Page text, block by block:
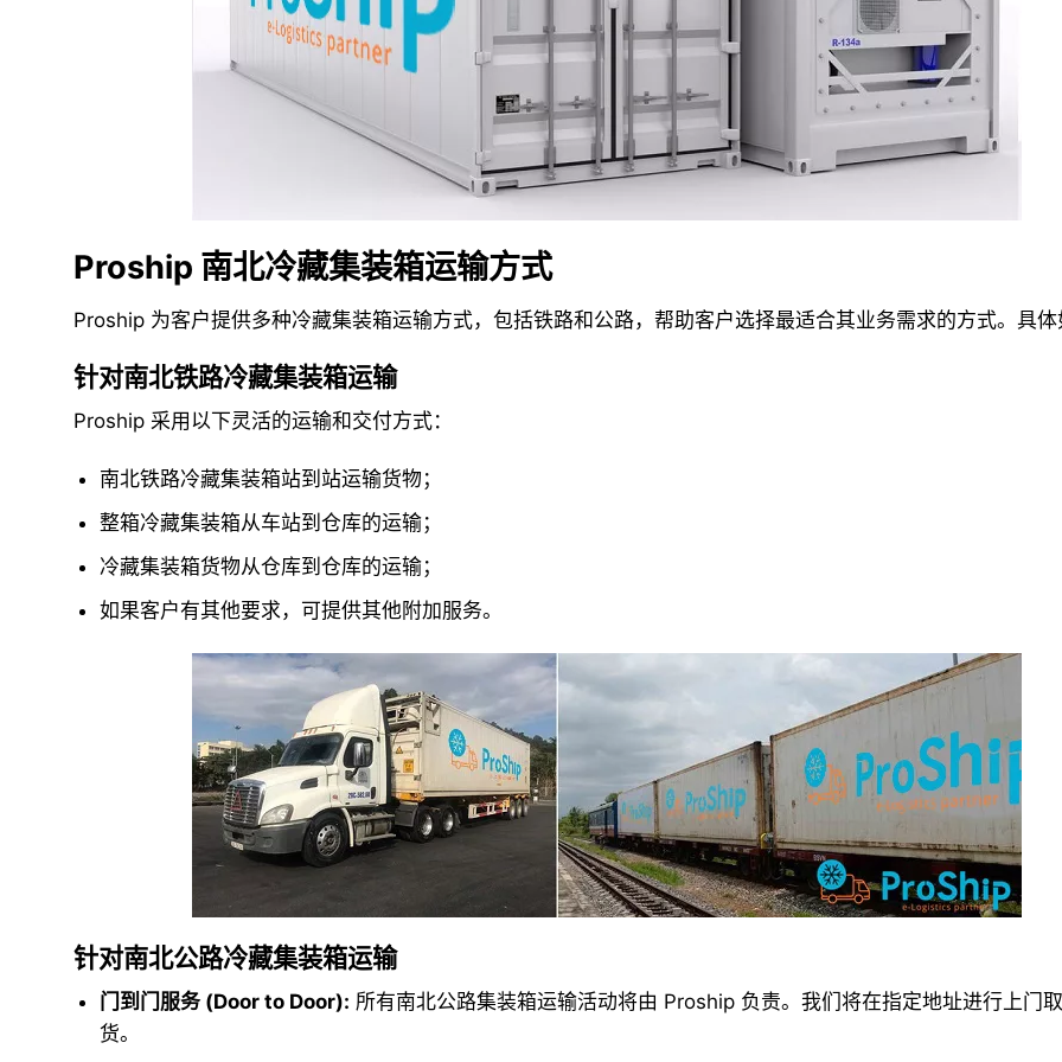
Proship 南北冷藏集装箱运输方式
Proship 为客户提供多种冷藏集装箱运输方式，包括铁路和公路，帮助客户选择最适合其业务需求的方式。具
针对南北铁路冷藏集装箱运输
Proship 采用以下灵活的运输和交付方式：
南北铁路冷藏集装箱站到站运输货物；
整箱冷藏集装箱从车站到仓库的运输；
冷藏集装箱货物从仓库到仓库的运输；
如果客户有其他要求，可提供其他附加服务。
针对南北公路冷藏集装箱运输
门到门服务 (Door to Door): 所有南北公路集装箱运输活动将由 Proship 负责。我们将在指定地址进行上门
货。